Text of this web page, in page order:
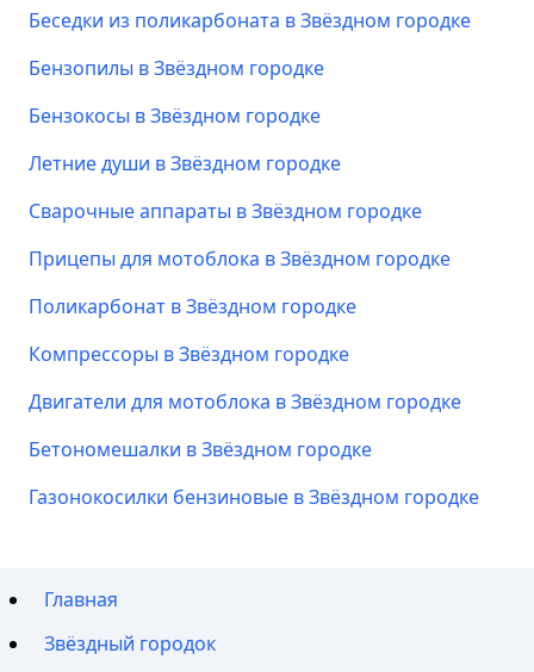
Беседки из поликарбоната в Звёздном городке
Бензопилы в Звёздном городке
Бензокосы в Звёздном городке
Летние души в Звёздном городке
Сварочные аппараты в Звёздном городке
Прицепы для мотоблока в Звёздном городке
Поликарбонат в Звёздном городке
Компрессоры в Звёздном городке
Двигатели для мотоблока в Звёздном городке
Бетономешалки в Звёздном городке
Газонокосилки бензиновые в Звёздном городке
Главная
Звёздный городок